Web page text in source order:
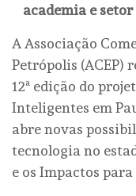
academia e
A Associação
Petrópolis (ACEP)
12ª edição do
Inteligentes em
abre novas
tecnologia no
e os Impactos para